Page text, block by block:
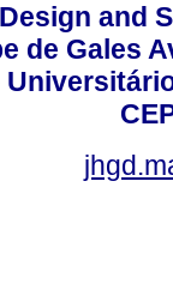
and
de Gales